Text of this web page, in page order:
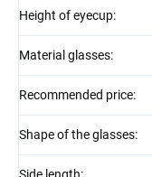
Height of eyecup:
Material glasses:
Recommended price:
Shape of the glasses: